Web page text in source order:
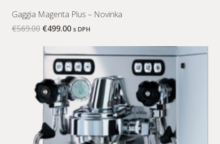
Gaggia Magenta Plus – Novinka
€569.00 €499.00 s DPH